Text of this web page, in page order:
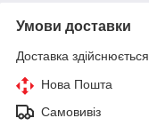
Умови доставки
Доставка
Нова Пошта
Самовивіз